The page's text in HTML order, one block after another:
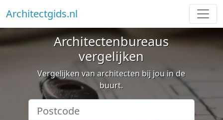
Architectgids.nl
Architectenbureaus
vergelijken
Vergelijken van architecten bij jou in de
buurt.